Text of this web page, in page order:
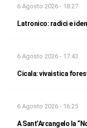
6 Agosto 2026 - 18:27
Latronico: radici e
6 Agosto 2026 - 17:43
Cicala: vivaistica
6 Agosto 2026 - 16:25
A Sant’Arcangelo la